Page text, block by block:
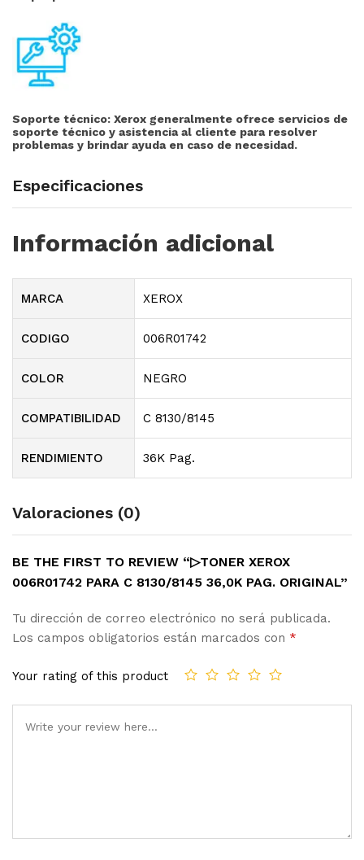
Soporte técnico: Xerox generalmente ofrece servicios de
soporte técnico y asistencia al cliente para resolver
problemas y brindar ayuda en caso de necesidad.
Especificaciones
Información adicional
MARCA XEROX
CODIGO 006R01742
COLOR NEGRO
COMPATIBILIDAD C 8130/8145
RENDIMIENTO 36K Pag.
Valoraciones (0)
BE THE FIRST TO REVIEW “▷TONER XEROX
006R01742 PARA C 8130/8145 36,0K PAG. ORIGINAL”
Tu dirección de correo electrónico no será publicada.
Los campos obligatorios están marcados con *
Your rating of this product